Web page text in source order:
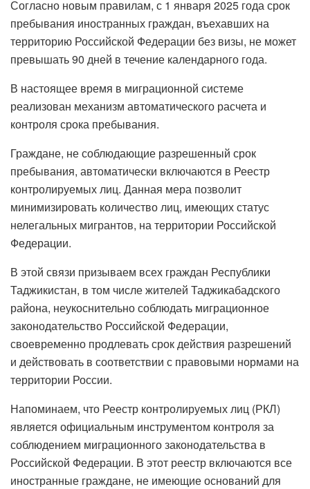
Согласно новым правилам, с 1 января 2025 года срок
пребывания иностранных граждан, въехавших на
территорию Российской Федерации без визы, не может
превышать 90 дней в течение календарного года.
В настоящее время в миграционной системе
реализован механизм автоматического расчета и
контроля срока пребывания.
Граждане, не соблюдающие разрешенный срок
пребывания, автоматически включаются в Реестр
контролируемых лиц. Данная мера позволит
минимизировать количество лиц, имеющих статус
нелегальных мигрантов, на территории Российской
Федерации.
В этой связи призываем всех граждан Республики
Таджикистан, в том числе жителей Таджикабадского
района, неукоснительно соблюдать миграционное
законодательство Российской Федерации,
своевременно продлевать срок действия разрешений
и действовать в соответствии с правовыми нормами на
территории России.
Напоминаем, что Реестр контролируемых лиц (РКЛ)
является официальным инструментом контроля за
соблюдением миграционного законодательства в
Российской Федерации. В этот реестр включаются все
иностранные граждане, не имеющие оснований для